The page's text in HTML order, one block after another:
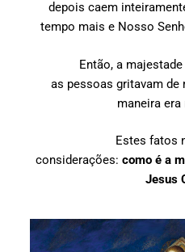
depois caem
tempo mais e Nosso
Então, a majestade
as pessoas gritavam de
maneira
Estes fatos nos
considerações: como é a
Jesus